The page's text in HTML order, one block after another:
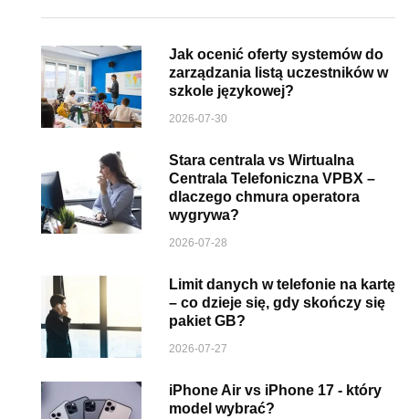
Jak ocenić oferty systemów do
zarządzania listą uczestników w
szkole językowej?
2026-07-30
Stara centrala vs Wirtualna
Centrala Telefoniczna VPBX –
dlaczego chmura operatora
wygrywa?
2026-07-28
Limit danych w telefonie na kartę
– co dzieje się, gdy skończy się
pakiet GB?
2026-07-27
iPhone Air vs iPhone 17 - który
model wybrać?